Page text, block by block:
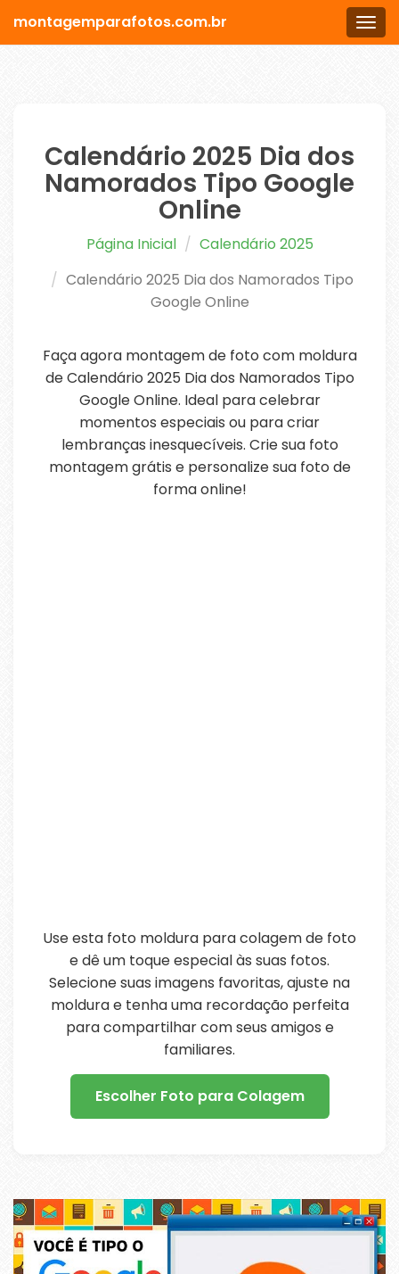
Menu
montagemparafotos.com.br
Calendário 2025 Dia dos
Namorados Tipo Google
Online
Página Inicial
Calendário 2025
Calendário 2025 Dia dos Namorados Tipo
Google Online
Faça agora montagem de foto com moldura
de Calendário 2025 Dia dos Namorados Tipo
Google Online. Ideal para celebrar
momentos especiais ou para criar
lembranças inesquecíveis. Crie sua foto
montagem grátis e personalize sua foto de
forma online!
Use esta foto moldura para colagem de foto
e dê um toque especial às suas fotos.
Selecione suas imagens favoritas, ajuste na
moldura e tenha uma recordação perfeita
para compartilhar com seus amigos e
familiares.
Escolher Foto para Colagem